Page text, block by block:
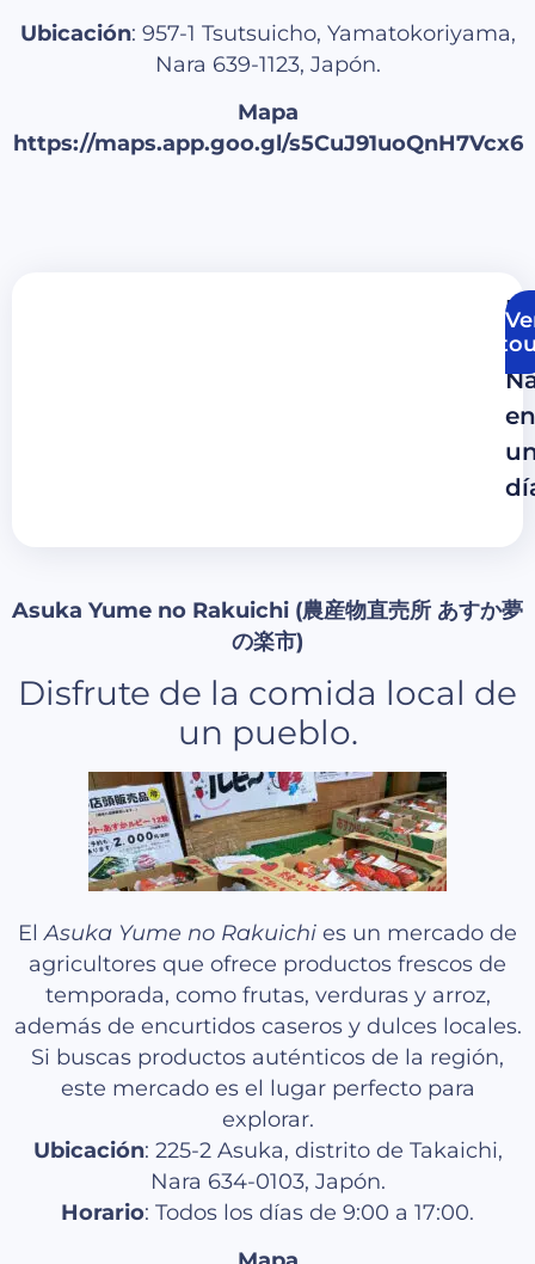
Ubicación: 957-1 Tsutsuicho, Yamatokoriyama,
Nara 639-1123, Japón.
Mapa
https://maps.app.goo.gl/s5CuJ91uoQnH7Vcx6
&
en
Asuka Yume no Rakuichi (農産物直売所 あすか夢
の楽市)
Disfrute de la comida local de
un pueblo.
ElAsuka Yume no Rakuichi es un mercado de
agricultores que ofrece productos frescos de
temporada, como frutas, verduras y arroz,
además de encurtidos caseros y dulces locales.
Si buscas productos auténticos de la región,
este mercado es el lugar perfecto para
explorar.
Ubicación: 225-2 Asuka, distrito de Takaichi,
Nara 634-0103, Japón.
Horario: Todos los días de 9:00 a 17:00.